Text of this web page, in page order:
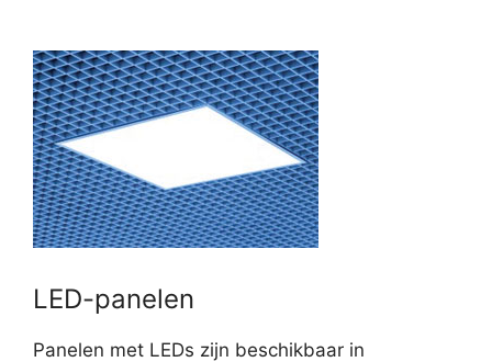
LED-panelen
Panelen met LEDs zijn beschikbaar in